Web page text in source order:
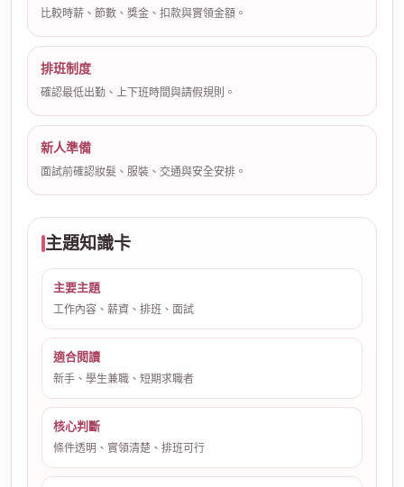
比較時薪、節數、獎金、扣款與實領金額。
排班制度
確認最低出勤、上下班時間與請假規則。
新人準備
面試前確認妝髮、服裝、交通與安全安排。
主題知識卡
主要主題
工作內容、薪資、排班、面試
適合閱讀
新手、學生兼職、短期求職者
核心判斷
條件透明、實領清楚、排班可行